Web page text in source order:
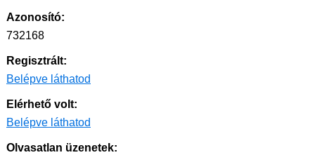
Azonosító:
732168
Regisztrált:
Belépve láthatod
Elérhető volt:
Belépve láthatod
Olvasatlan üzenetek: